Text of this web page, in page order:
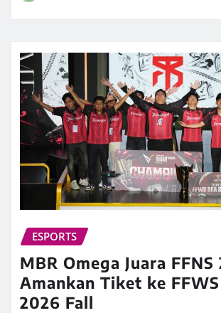
ESPORTS
MBR Omega Juara
Amankan Tiket ke FFWS
2026 Fall